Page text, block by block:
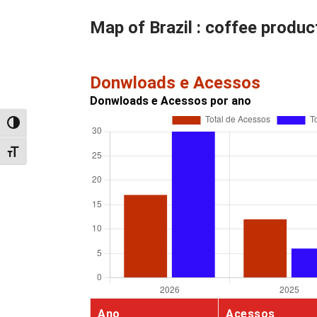
Alternar alto contraste
Alternar tamanho da fonte
Map of Brazil : coffee
Donwloads e Acessos
Donwloads e Acessos por ano
Ano Acessos